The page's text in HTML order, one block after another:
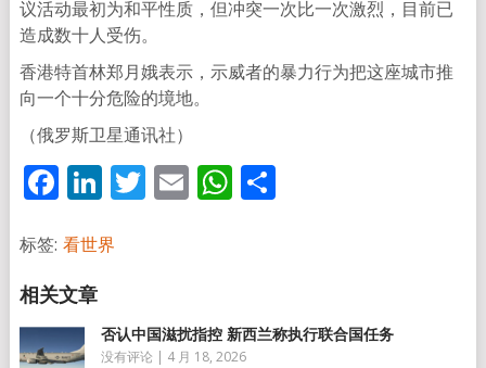
议活动最初为和平性质，但冲突一次比一次激烈，目前已
造成数十人受伤。
香港特首林郑月娥表示，示威者的暴力行为把这座城市推
向一个十分危险的境地。
（俄罗斯卫星通讯社）
Facebook
LinkedIn
Twitter
EmailWhatsApp
分
标签: 看世界
否认中国滋扰指控 新西兰称执行联合国任务
没有评论 4 月 18, 2026